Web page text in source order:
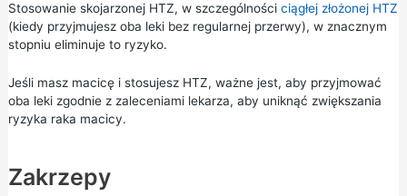
Stosowanie skojarzonej HTZ, w szczególności ciągłej złożonej HTZ
(kiedy przyjmujesz oba leki bez regularnej przerwy), w znacznym
stopniu eliminuje to ryzyko.
Jeśli masz macicę i stosujesz HTZ, ważne jest, aby przyjmować
oba leki zgodnie z zaleceniami lekarza, aby uniknąć zwiększania
ryzyka raka macicy.
Zakrzepy